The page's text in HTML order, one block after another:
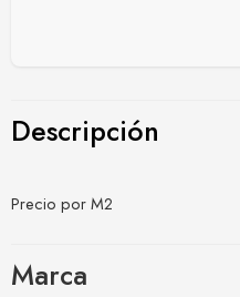
Descripción
Precio por M2
Marca